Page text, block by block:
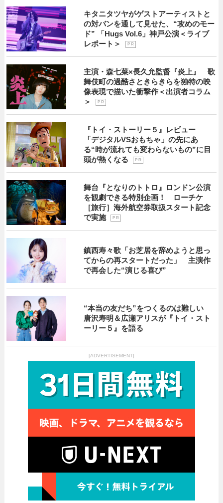
キタニタツヤがゲストアーティストと
の対バンを通して見せた、“攻めのモー
ド” 「Hugs Vol.6」神戸公演＜ライブ
レポート＞
P R
主演・森七菜×長久允監督『炎上』 歌
舞伎町の過酷さときらきらを独特の映
像表現で描いた衝撃作＜出演者コラム
＞
P R
『トイ・ストーリー５』レビュー
「デジタルVSおもちゃ」の先にあ
る“時が流れても変わらないもの”に目
頭が熱くなる
P R
舞台『となりのトトロ』ロンドン公演
を観劇できる特別企画！ ローチケ
［旅行］海外航空券取扱スタート記念
で実施
P R
鎮西寿々歌「お芝居を辞めようと思っ
てからの再スタートだった」 主演作
で再会した“演じる喜び”
“本当の友だち”をつくるのは難しい
唐沢寿明＆広瀬アリスが『トイ・スト
ーリー５』を語る
[ADVERTISEMENT]